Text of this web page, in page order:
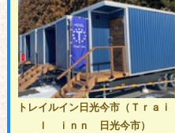
トレイルイン日光今市（Ｔｒａｉ
ｌ ｉｎｎ 日光今市）